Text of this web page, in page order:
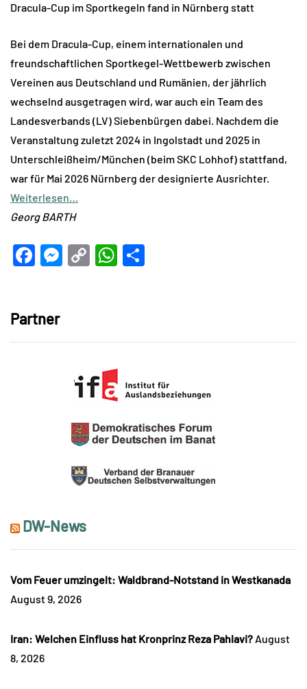
Dracula-Cup im Sportkegeln fand in Nürnberg statt
Bei dem Dracula-Cup, einem internationalen und
freundschaftlichen Sportkegel-Wettbewerb zwischen
Vereinen aus Deutschland und Rumänien, der jährlich
wechselnd ausgetragen wird, war auch ein Team des
Landesverbands (LV) Siebenbürgen dabei. Nachdem die
Veranstaltung zuletzt 2024 in Ingolstadt und 2025 in
Unterschleißheim/München (beim SKC Lohhof) stattfand,
war für Mai 2026 Nürnberg der designierte Ausrichter.
Weiterlesen…
Georg BARTH
Facebook
Messenger
CopyWhatsApp
Partner
DW-News
Vom Feuer umzingelt: Waldbrand-Notstand in Westkanada
August 9, 2026
Iran: Welchen Einfluss hat Kronprinz Reza Pahlavi? August
8, 2026